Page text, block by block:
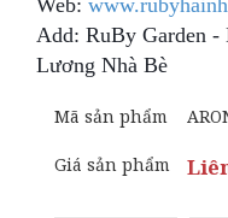
Web:
Add: RuBy Garden
Lương Nhà Bè
Mã sản phẩm
Giá sản phẩm